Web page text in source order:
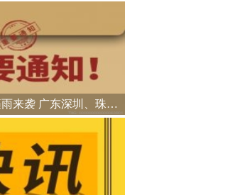
台风“圆规”携风裹雨来袭 广东深圳、珠海等地停课停工